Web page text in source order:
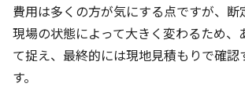
費用は多くの方が気にする点ですが、断
現場の状態によって大きく変わるため、
て捉え、最終的には現地見積もりで確認
す。